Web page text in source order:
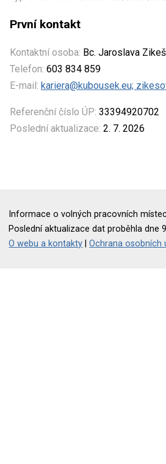
První kontakt
Kontaktní osoba: Bc. Jaroslava
Telefon: 603 834 859
E-mail: kariera@kubousek.eu;
Referenční číslo ÚP: 33394920702
Poslední aktualizace: 2. 7. 2026
Informace o volných pracovních
Poslední aktualizace dat proběhla dne
O webu a kontakty |Ochrana osobních